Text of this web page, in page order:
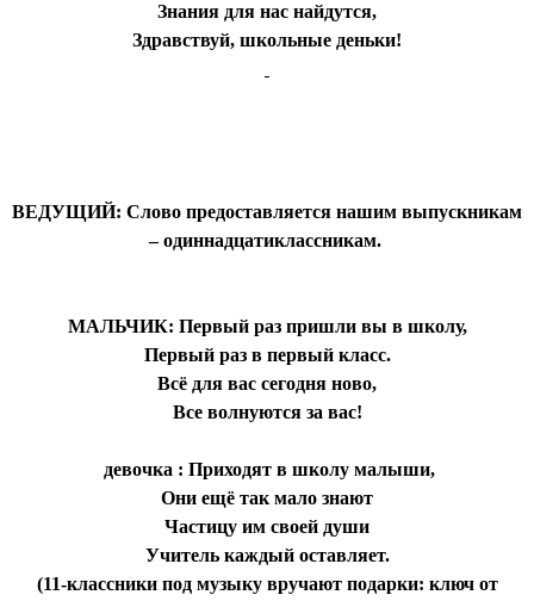
Знания для нас найдутся,
Здравствуй, школьные деньки!
ВЕДУЩИЙ: Слово предоставляется нашим выпускникам
– одиннадцатиклассникам.
МАЛЬЧИК: Первый раз пришли вы в школу,
Первый раз в первый класс.
Всё для вас сегодня ново,
Все волнуются за вас!
девочка : Приходят в школу малыши,
Они ещё так мало знают
Частицу им своей души
Учитель каждый оставляет.
(11-классники под музыку вручают подарки: ключ от